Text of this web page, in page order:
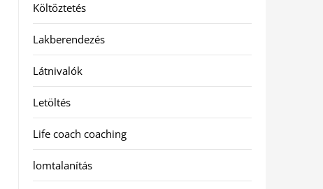
Költöztetés
Lakberendezés
Látnivalók
Letöltés
Life coach coaching
lomtalanítás